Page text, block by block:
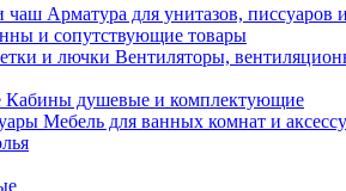
Арматура для унитазов, писсуаров
и сопутствующие товары
Вентиляторы,
Кабины душевые и комплектующие
Мебель для ванных комнат и